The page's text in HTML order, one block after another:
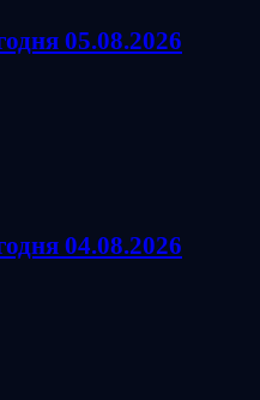
05.08.2026
04.08.2026